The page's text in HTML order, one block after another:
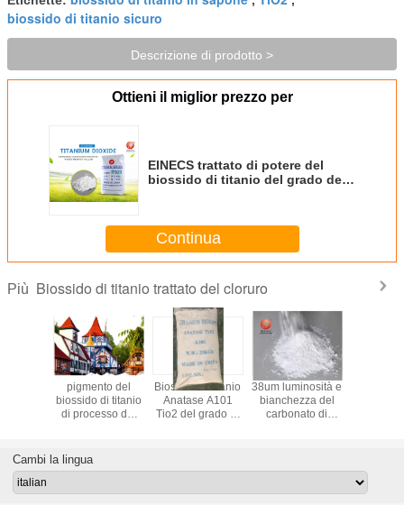
biossido di titanio sicuro
Descrizione di prodotto >
Ottieni il miglior prezzo per
EINECS trattato di potere del
biossido di titanio del grado del
Continua
Più Biossido di titanio trattato del cloruro
la
pigmento del
biossido di titanio
di processo del
esterni Cas
No.13463-67-7
Biossido di titanio
Anatase A101
Tio2 del grado di
SGS
38um luminosità e
bianchezza del
carbonato di
Cambi la lingua